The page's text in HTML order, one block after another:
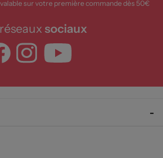
sur votre première commande dès 50€
sociaux